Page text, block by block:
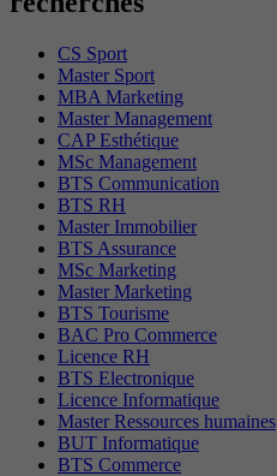
CS Sport
Master Sport
MBA Marketing
Master Management
CAP Esthétique
MSc Management
BTS Communication
BTS RH
Master Immobilier
BTS Assurance
MSc Marketing
Master Marketing
BTS Tourisme
BAC Pro Commerce
Licence RH
BTS Electronique
Licence Informatique
Master Ressources humaines
BUT Informatique
BTS Commerce